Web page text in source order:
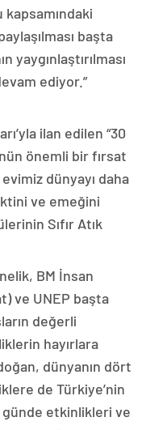
kapsamındaki
başta
yaygınlaştırılması
ediyor.”
ilan edilen “30
önemli bir fırsat
dünyayı daha
ve emeğini
Sıfır Atık
BM İnsan
ve UNEP başta
değerli
hayırlara
dünyanın dört
de Türkiye’nin
günde etkinlikleri ve